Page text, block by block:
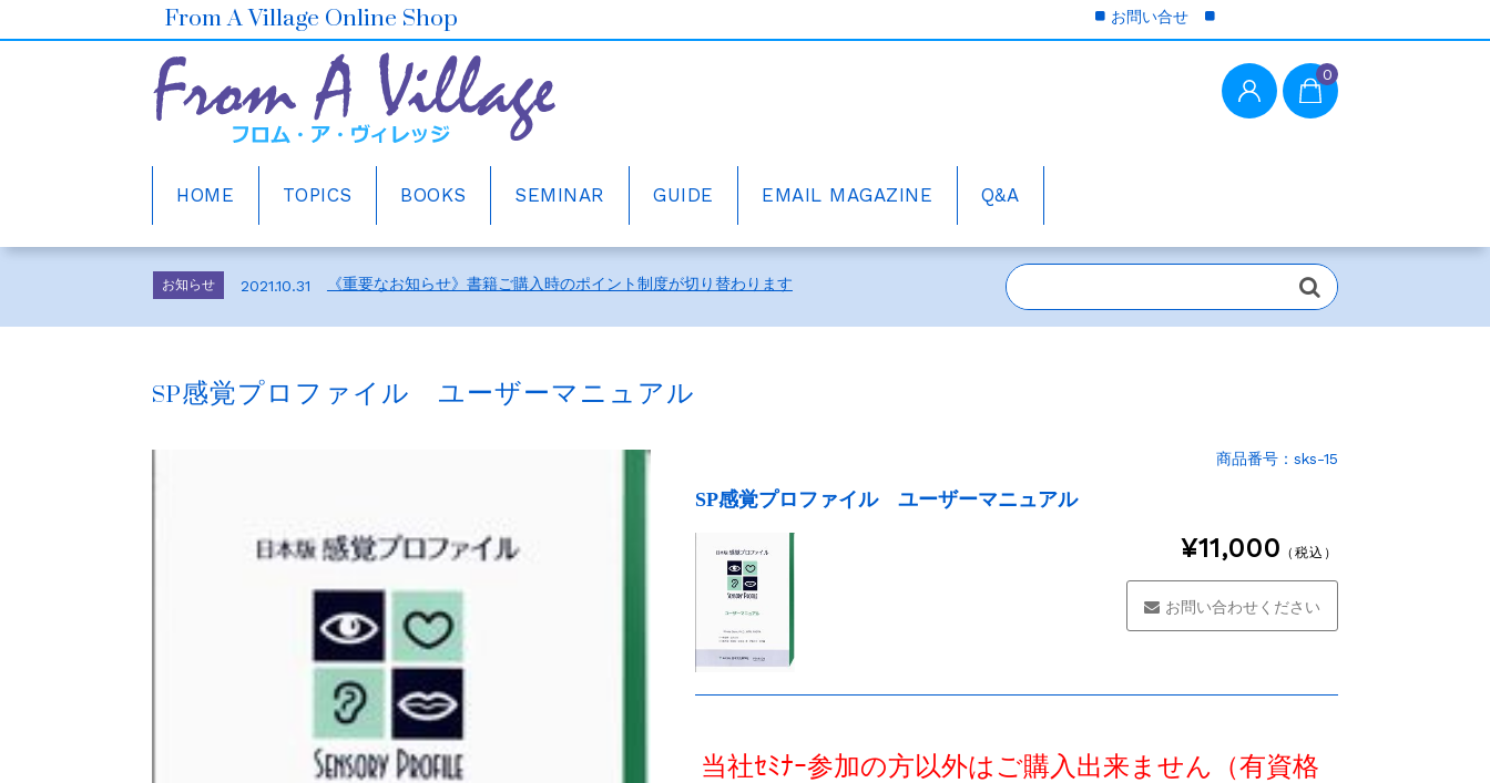
From A Village Online Shop
0
HOME TOPICS BOOKS SEMINAR GUIDE EMAIL MAGAZINE Q&A
お問い合せ
2021.10.30 ホームページをリニューアルしました。
2026年6月の売上ベスト5
お知らせ 2021.10.31 《重要なお知らせ》書籍ご購入時のポイント制度が切り替わります
2026.7.1
お知らせ 2021.10.31 《重要なお知らせ》書籍ご購入時のポイント制度が切り替わります
SP感覚プロファイル ユーザーマニュアル
商品番号：sks-15
SP感覚プロファイル ユーザーマニュアル
¥11,000 （税込）
お問い合わせください
当社ｾﾐﾅｰ参加の方以外はご購入出来ません（有資格